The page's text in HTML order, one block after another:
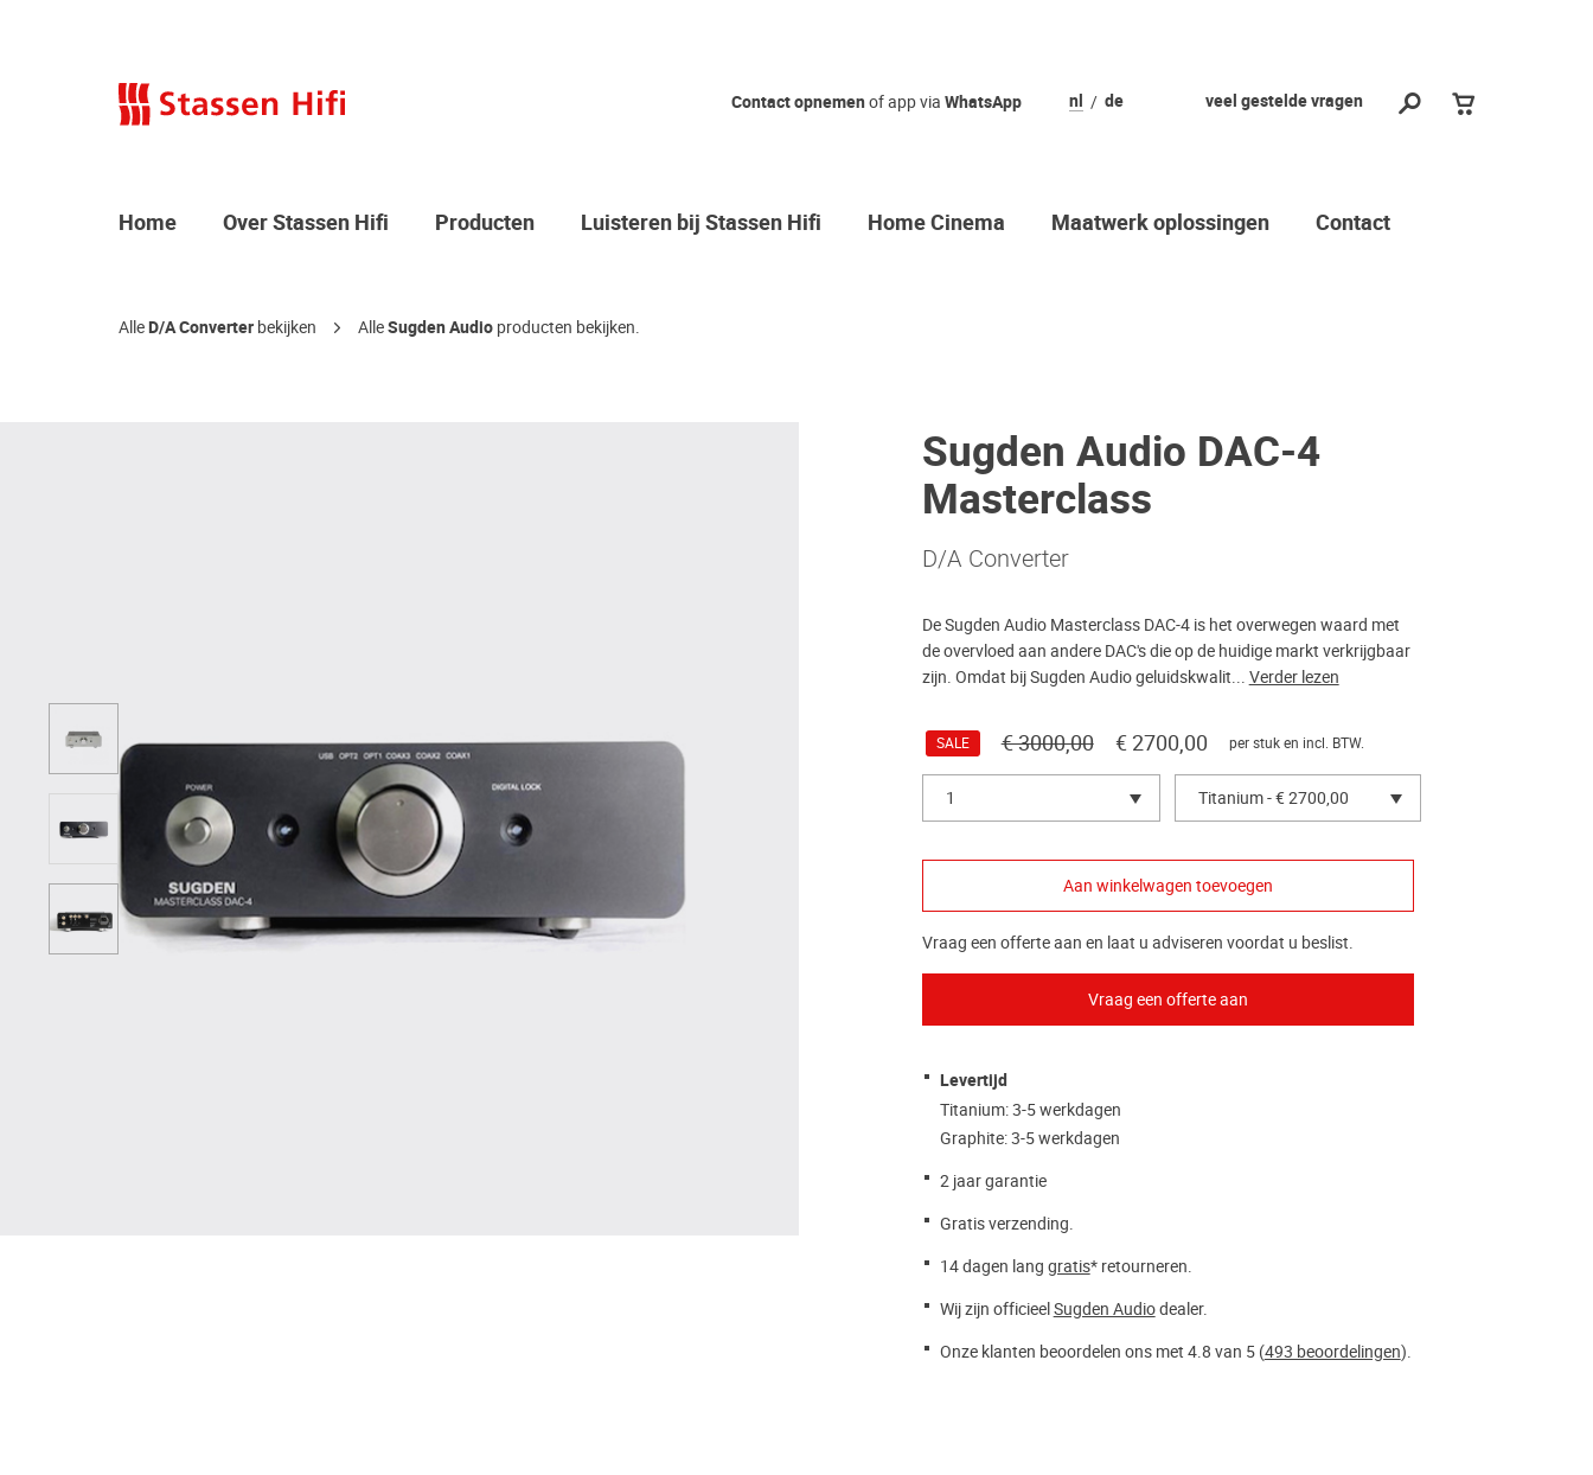
veel gestelde vragen
nl de
Contact opnemenof app via WhatsApp
Home Over Stassen Hifi Producten Luisteren bij Stassen Hifi Home Cinema Maatwerk oplossingen Contact
AlleD/A Converter bekijken AlleSugden Audio producten bekijken.
Sugden Audio DAC-4
Masterclass
D/A Converter
De Sugden Audio Masterclass DAC-4 is het overwegen waard met
de overvloed aan andere DAC's die op de huidige markt verkrijgbaar
zijn. Omdat bij Sugden Audio geluidskwalit... Verder lezen
SALE € 3000,00 € 2700,00 per stuk en incl. BTW.
1 Titanium - € 2700,00
Vraag een offerte aan en laat u adviseren voordat u beslist.
Levertijd
Titanium: 3-5 werkdagen
Graphite: 3-5 werkdagen
2 jaar garantie
Gratis verzending.
14 dagen lang gratis* retourneren.
Wij zijn officieelSugden Audiodealer.
Onze klanten beoordelen ons met 4.8 van 5 (493 beoordelingen).